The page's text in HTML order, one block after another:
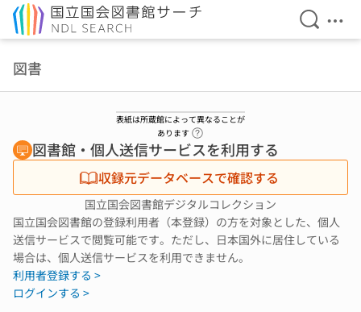
検索を
メ
図書
表紙は所蔵館によって異なることが
あります
図書館・個人送信サービスを利用する
収録元データベースで確認する
国立国会図書館デジタルコレクション
国立国会図書館の登録利用者（本登録）の方を対象とした、個人
送信サービスで閲覧可能です。ただし、日本国外に居住している
場合は、個人送信サービスを利用できません。
利用者登録する >
ログインする >